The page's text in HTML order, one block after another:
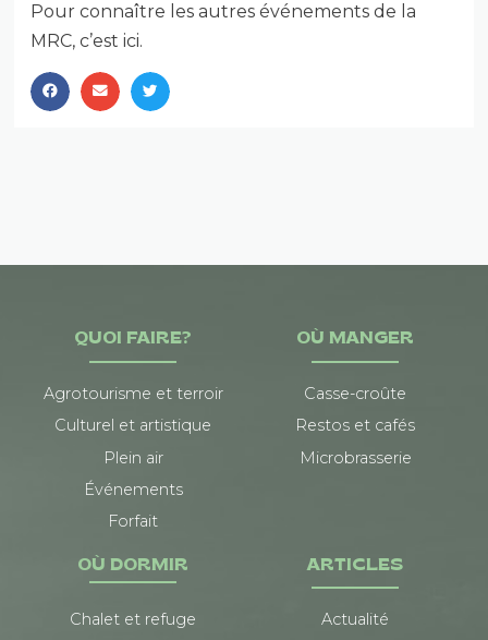
Pour connaître les autres événements de la
MRC, c’est ici.
QUOI FAIRE?
Agrotourisme et terroir
Culturel et artistique
Plein air
Événements
Forfait
OÙ MANGER
Casse-croûte
Restos et cafés
Microbrasserie
OÙ DORMIR
Chalet et refuge
ARTICLES
Actualité